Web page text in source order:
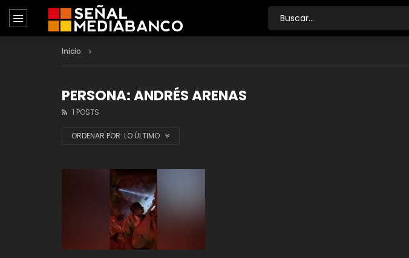
Inicio
PERSONA: ANDRÉS ARENAS
1 POSTS
ORDENAR POR: LO ÚLTIMO